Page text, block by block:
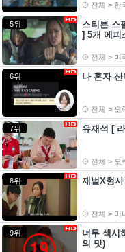
전체 > 한
5위
스티븐 스
] 5개 에피
전체 > 미
6위 나 혼자
전체 > 오
7위 유재석 [
전체 > 오
8위 재벌X형
전체 > 미
9위
너무 색시
의 맛)